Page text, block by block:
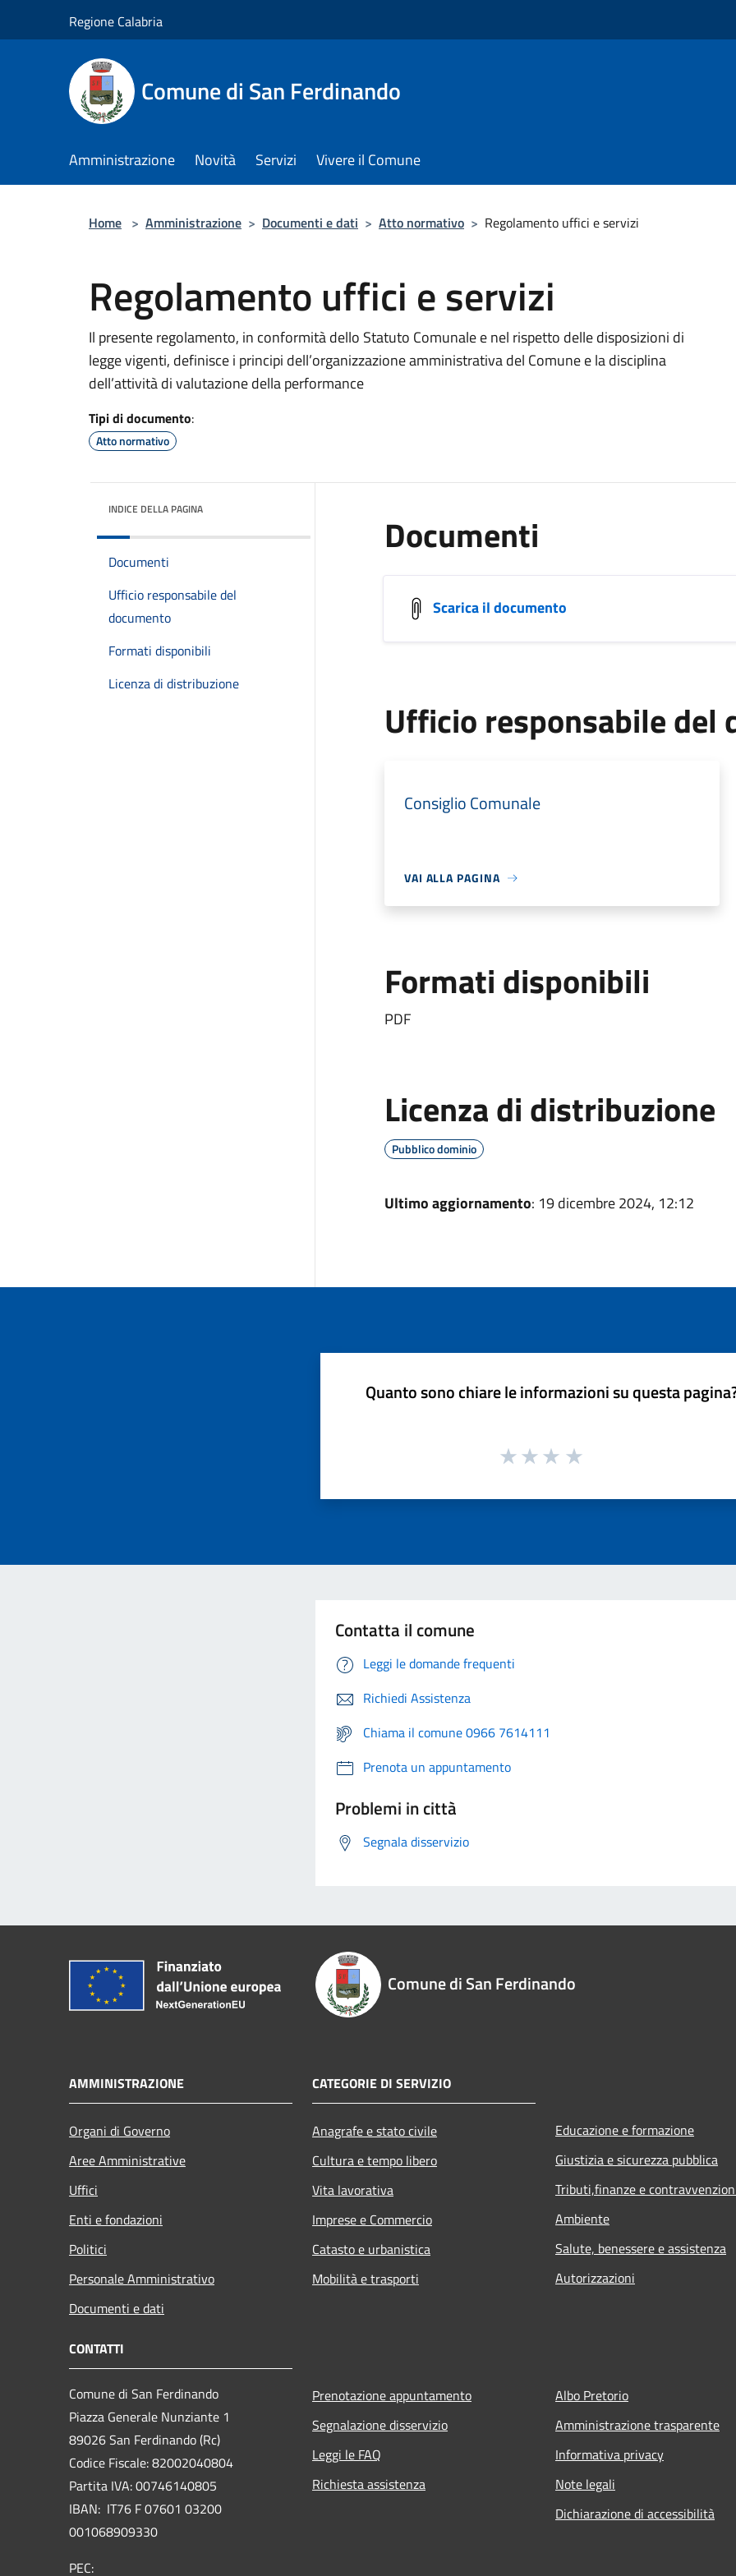
Regione Calabria
Comune di San Ferdinando
Amministrazione Novità Servizi Vivere il Comune
Home > Amministrazione > Documenti e dati > Atto normativo > Regolamento uffici e servizi
Regolamento uffici e servizi
Il presente regolamento, in conformità dello Statuto Comunale e nel rispetto delle disposizioni di
legge vigenti, definisce i principi dell’organizzazione amministrativa del Comune e la disciplina
dell’attività di valutazione della performance
Tipi di documento:
Atto normativo
INDICE DELLA PAGINA
Documenti
Ufficio responsabile del
documento
Formati disponibili
Licenza di distribuzione
Documenti
Scarica il documento
Ufficio responsabile del
Consiglio Comunale
VAI ALLA PAGINA
Formati disponibili
PDF
Licenza di distribuzione
Pubblico dominio
Ultimo aggiornamento: 19 dicembre 2024, 12:12
Quanto sono chiare le informazioni su questa
Contatta il comune
Leggi le domande frequenti
Richiedi Assistenza
Chiama il comune 0966 7614111
Prenota un appuntamento
Problemi in città
Segnala disservizio
Comune di San Ferdinando
AMMINISTRAZIONE
Organi di Governo
Aree Amministrative
Uffici
Enti e fondazioni
Politici
Personale Amministrativo
Documenti e dati
CATEGORIE DI SERVIZIO
Anagrafe e stato civile
Cultura e tempo libero
Vita lavorativa
Imprese e Commercio
Catasto e urbanistica
Mobilità e trasporti
Educazione e formazione
Giustizia e sicurezza pubblica
Tributi,finanze e
Ambiente
Salute, benessere e assistenza
Autorizzazioni
CONTATTI
Comune di San Ferdinando
Piazza Generale Nunziante 1
89026 San Ferdinando (Rc)
Codice Fiscale: 82002040804
Partita IVA: 00746140805
IBAN: IT76 F 07601 03200
001068909330
PEC:
Prenotazione appuntamento
Segnalazione disservizio
Leggi le FAQ
Richiesta assistenza
Albo Pretorio
Amministrazione trasparente
Informativa privacy
Note legali
Dichiarazione di accessibilità